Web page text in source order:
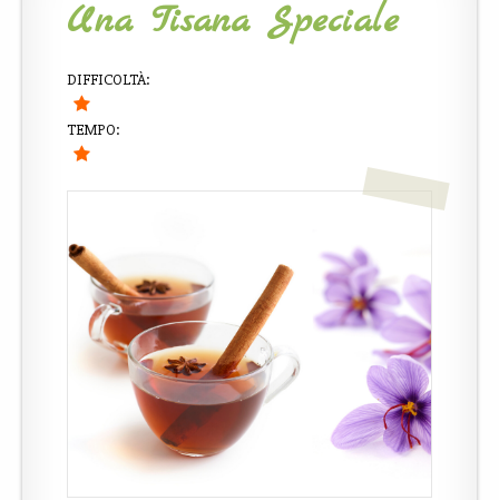
Una Tisana Speciale
DIFFICOLTÀ:
TEMPO: